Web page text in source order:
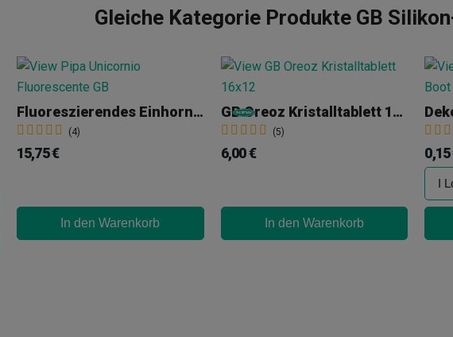
Gleiche Kategorie Produkte GB
Fluoreszierendes Einhorn-Bong GB
(4)
15,75 €
In den Warenkorb
GB Oreoz Kristalltablett 16x12
(5)
6,00 €
In den Warenkorb
0,15